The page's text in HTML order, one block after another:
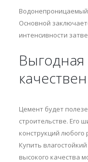
Водонепроницаемый
Основной
интенсивности
Выгодная
Цемент будет
строительстве. Его
конструкций
Купить
высокого качества